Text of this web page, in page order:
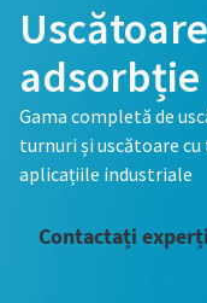
adsorbție
Gama completă de
turnuri și uscătoare
aplicațiile industriale
Contactați